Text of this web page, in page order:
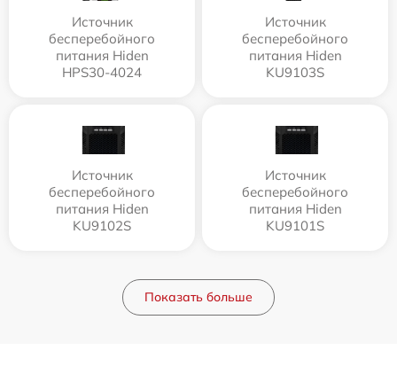
Источник
бесперебойного
питания Hiden
HPS30-4024
Источник
бесперебойного
питания Hiden
KU9103S
Источник
бесперебойного
питания Hiden
KU9102S
Источник
бесперебойного
питания Hiden
KU9101S
Показать больше